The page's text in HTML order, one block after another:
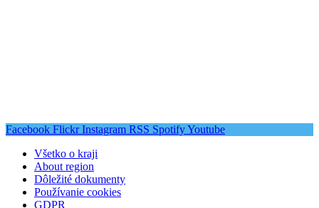
Facebook Flickr Instagram RSS SpotifyYoutube
Všetko o kraji
About region
Dôležité dokumenty
Používanie cookies
GDPR